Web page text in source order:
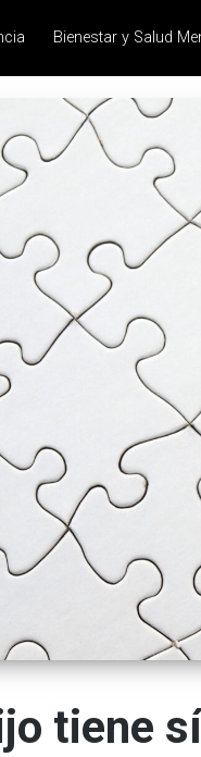
Bienestar y Salud
tiene